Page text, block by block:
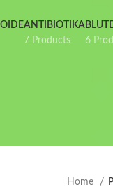
ANTIBIOTIKA
7 Products
6
Home